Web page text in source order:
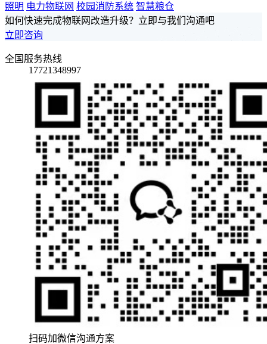
照明 电力物联网 校园消防系统 智慧粮仓
如何快速完成物联网改造升级？立即与我们沟通吧
立即咨询
全国服务热线
17721348997
扫码加微信沟通方案